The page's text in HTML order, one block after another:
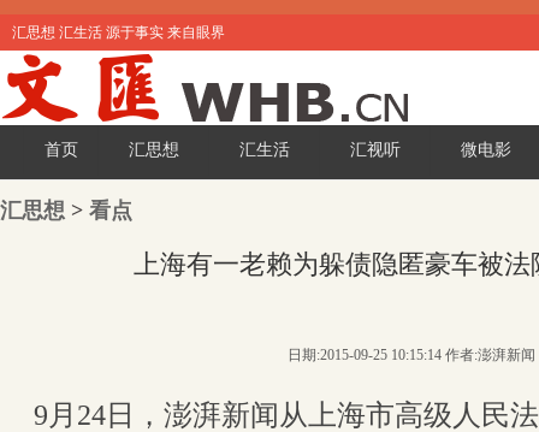
汇思想 汇生活 源于事实 来自眼界
首页 汇思想 汇生活 汇视听 微电影
汇思想 > 看点
上海有一老赖为躲债隐匿豪车被
日期:2015-09-25 10:15:14 作者:澎湃新闻
9月24日，澎湃新闻从上海市高级人民